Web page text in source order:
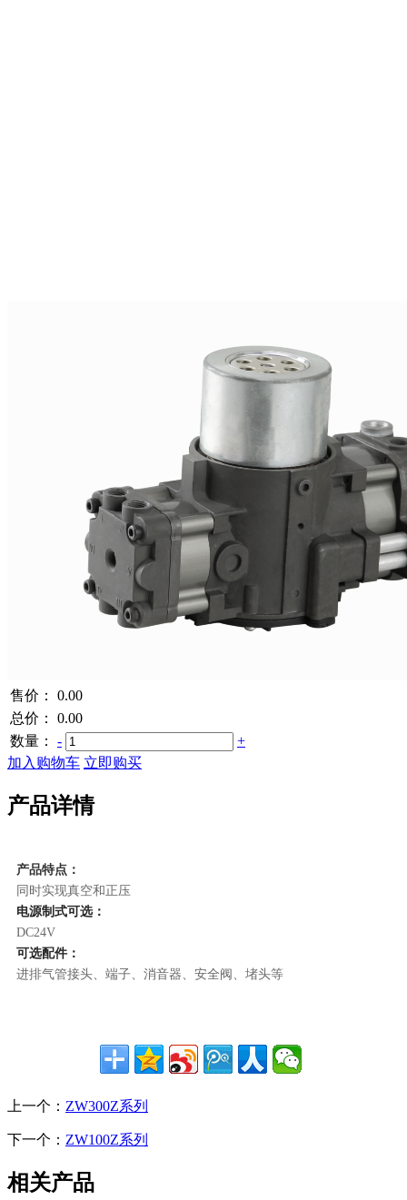
售价：
0.00
总价：
0.00
数量：
-
+
加入购物车 立即购买
产品详情
产品特点：
同时实现真空和正压
电源制式可选：
DC24V
可选配件：
进排气管接头、端子、消音器、安全阀、堵头等
上一个： ZW300Z系列
下一个： ZW100Z系列
相关产品